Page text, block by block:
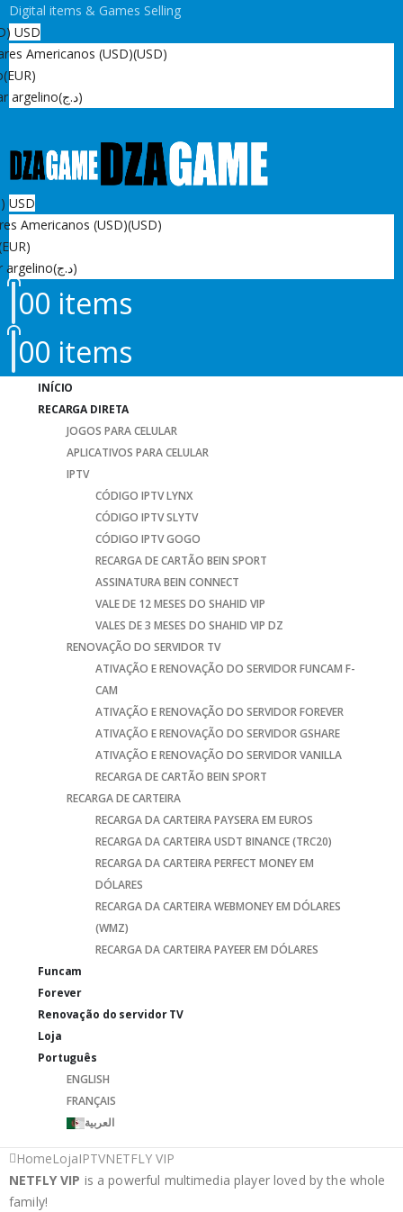
Digital items & Games Selling
USD
Americanos (USD)(USD)
(EUR)
argelino
(د.ج)
USD
Americanos (USD)(USD)
argelino
(د.ج)
00 items
00 items
INÍCIO
RECARGA DIRETA
JOGOS PARA CELULAR
APLICATIVOS PARA CELULAR
IPTV
CÓDIGO IPTV LYNX
CÓDIGO IPTV SLYTV
CÓDIGO IPTV GOGO
RECARGA DE CARTÃO BEIN SPORT
ASSINATURA BEIN CONNECT
VALE DE 12 MESES DO SHAHID VIP
VALES DE 3 MESES DO SHAHID VIP DZ
RENOVAÇÃO DO SERVIDOR TV
ATIVAÇÃO E RENOVAÇÃO DO SERVIDOR FUNCAM F-
CAM
ATIVAÇÃO E RENOVAÇÃO DO SERVIDOR FOREVER
ATIVAÇÃO E RENOVAÇÃO DO SERVIDOR GSHARE
ATIVAÇÃO E RENOVAÇÃO DO SERVIDOR VANILLA
RECARGA DE CARTÃO BEIN SPORT
RECARGA DE CARTEIRA
RECARGA DA CARTEIRA PAYSERA EM EUROS
RECARGA DA CARTEIRA USDT BINANCE (TRC20)
RECARGA DA CARTEIRA PERFECT MONEY EM
DÓLARES
RECARGA DA CARTEIRA WEBMONEY EM DÓLARES
(WMZ)
RECARGA DA CARTEIRA PAYEER EM DÓLARES
Funcam
Forever
Renovação do servidor TV
Loja
Português
ENGLISH
FRANÇAIS
العربية
HomeLojaIPTVNETFLY VIP
NETFLY VIP is a powerful multimedia player loved by the whole
family!